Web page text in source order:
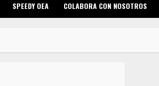
SPEEDY OEA COLABORA CON NOSOTROS